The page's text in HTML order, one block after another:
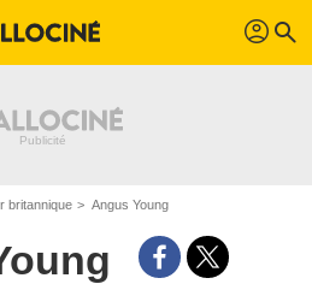
profil search
britannique Angus Young